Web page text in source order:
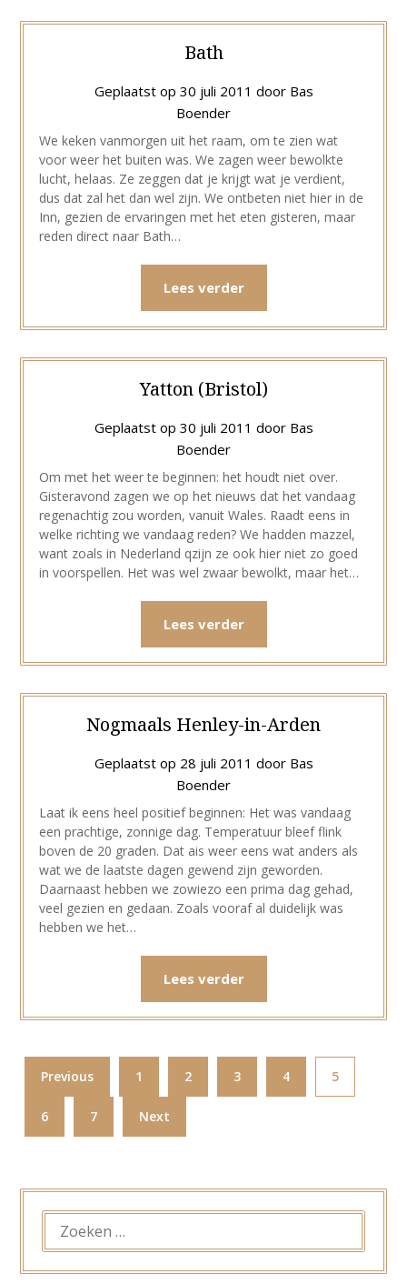
Bath
Geplaatst op 30 juli 2011 door Bas
Boender
We keken vanmorgen uit het raam, om te zien wat
voor weer het buiten was. We zagen weer bewolkte
lucht, helaas. Ze zeggen dat je krijgt wat je verdient,
dus dat zal het dan wel zijn. We ontbeten niet hier in de
Inn, gezien de ervaringen met het eten gisteren, maar
reden direct naar Bath…
Lees verder
Yatton (Bristol)
Geplaatst op 30 juli 2011 door Bas
Boender
Om met het weer te beginnen: het houdt niet over.
Gisteravond zagen we op het nieuws dat het vandaag
regenachtig zou worden, vanuit Wales. Raadt eens in
welke richting we vandaag reden? We hadden mazzel,
want zoals in Nederland qzijn ze ook hier niet zo goed
in voorspellen. Het was wel zwaar bewolkt, maar het…
Lees verder
Nogmaals Henley-in-Arden
Geplaatst op 28 juli 2011 door Bas
Boender
Laat ik eens heel positief beginnen: Het was vandaag
een prachtige, zonnige dag. Temperatuur bleef flink
boven de 20 graden. Dat ais weer eens wat anders als
wat we de laatste dagen gewend zijn geworden.
Daarnaast hebben we zowiezo een prima dag gehad,
veel gezien en gedaan. Zoals vooraf al duidelijk was
hebben we het…
Lees verder
Previous 1 2 3 4 5
6 7 Next
NAAR: